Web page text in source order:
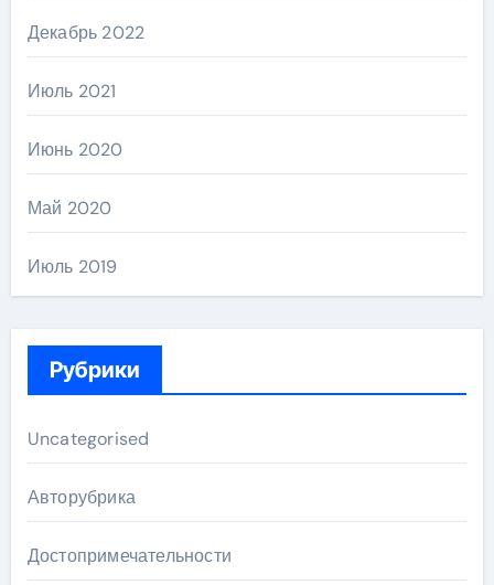
Декабрь 2022
Июль 2021
Июнь 2020
Май 2020
Июль 2019
Рубрики
Uncategorised
Авторубрика
Достопримечательности